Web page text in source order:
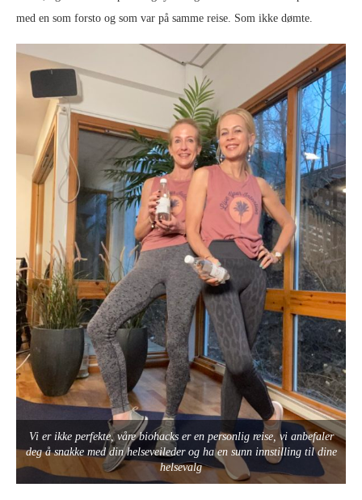
med en som forsto og som var på samme reise. Som ikke dømte.
Vi er ikke perfekte, våre biohacks er en personlig reise, vi anbefaler
deg å snakke med din helseveileder og ha en sunn innstilling til dine
helsevalg